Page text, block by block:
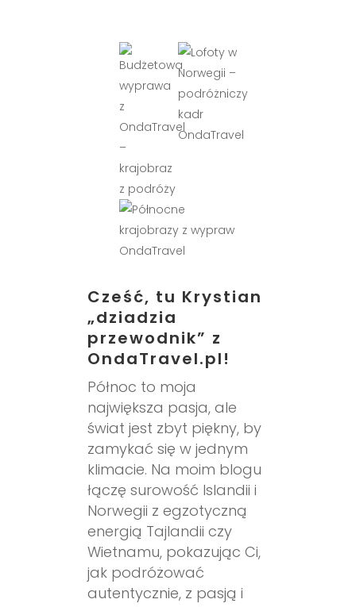
Cześć, tu Krystian
„dziadzia
przewodnik” z
OndaTravel.pl!
Północ to moja
największa pasja, ale
świat jest zbyt piękny, by
zamykać się w jednym
klimacie. Na moim blogu
łączę surowość Islandii i
Norwegii z egzotyczną
energią Tajlandii czy
Wietnamu, pokazując Ci,
jak podróżować
autentycznie, z pasją i